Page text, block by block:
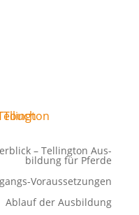
– Tel­ling­ton Aus­
bil­dung für Pferde
Vor­­aus­­se­t­­zu­n­­gen
Ablauf der Ausbildung